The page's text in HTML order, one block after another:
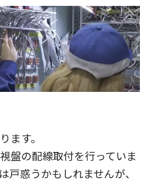
ます。
盤の配線取付を行っていま
戸惑うかもしれませんが、